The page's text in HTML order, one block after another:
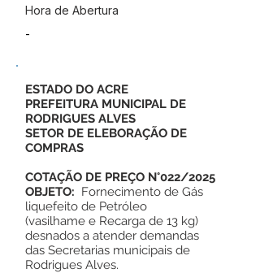
Hora de Abertura
-
ESTADO DO ACRE
PREFEITURA MUNICIPAL DE
RODRIGUES ALVES
SETOR DE ELEBORAÇÃO DE
COMPRAS
COTAÇÃO DE PREÇO N°022/2025
OBJETO: Fornecimento de Gás
liquefeito de Petróleo
(vasilhame e Recarga de 13 kg)
desnados a atender demandas
das Secretarias municipais de
Rodrigues Alves.